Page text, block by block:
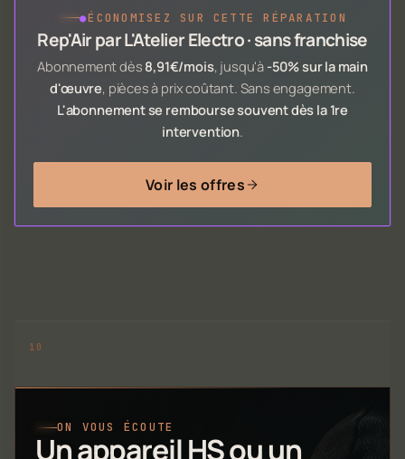
●ÉCONOMISEZ SUR CETTE RÉPARATION
Rep'Air par L'Atelier Electro · sans franchise
Abonnement dès 8,91€/mois, jusqu'à -50% sur la main
d'œuvre, pièces à prix coûtant. Sans engagement.
L'abonnement se rembourse souvent dès la 1re
intervention.
Voir les offres
ON VOUS ÉCOUTE
Un appareil HS ou un